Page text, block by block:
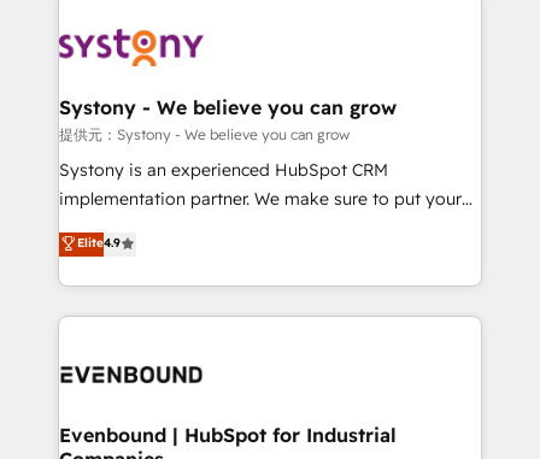
to accompany companies on their digital
transformation journey.
Data & Content 📈 Sales & Marketing Alignment +
Agent Creation 🔄 Custom Integrations & Data
Migration Why 1406 We become part of your team.
Your team learns while we build. We fix what others
broke. Built for mid-market reality—practical
constraints. By the Numbers 🏆 Top 1% of all
HubSpot partners 🔄 Top 5% globally in client
and sales ops at mid-market companies ready to
Systony - We believe you can grow
提供元：Systony - We believe you can grow
Systony is an experienced HubSpot CRM
implementation partner. We make sure to put your
organization's needs and goals first and think along
with your organization. We are only satisfied once
you are too. Why Systony? - 20+ years of
experience with CRM, Marketing, Sales & Service
Own back-end developers - Complex data
View, SuperOffice) - Custom integrations (e.g. MS
Elite4.9
Evenbound | HubSpot for Industrial